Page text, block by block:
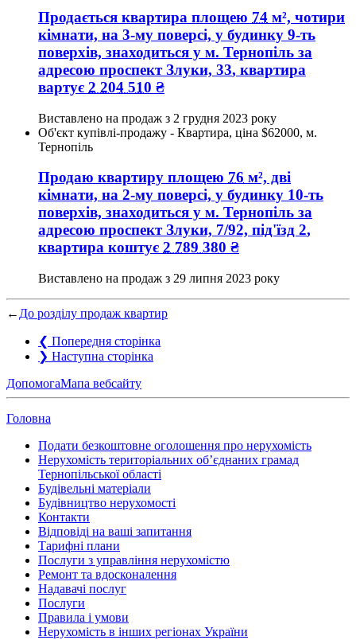
Продається квартира площею 74 м², чотири
кімнати, на 3-му поверсі, у будинку 9-ть
поверхів, знаходиться у м. Тернопіль за
адресою проспект Злуки, 33, квартира
вартує 2 204 510 ₴
Виставлено на продаж з 2 грудня 2023 року
Об'єкт купівлі-продажу - Квартира, ціна $62000, м.
Тернопіль
Продаю квартиру площею 76 м², дві
кімнати, на 2-му поверсі, у будинку 10-ть
поверхів, знаходиться у м. Тернопіль за
адресою проспект Злуки, 7/92, під'їзд 2,
квартира коштує 2 789 380 ₴
Виставлено на продаж з 29 липня 2023 року
← До розділу продаж квартир
❮ Попередня сторінка
❯ Наступна сторінка
ДопомогаМапа вебсайту
Головна
Подати безкоштовне оголошення про нерухомість
Нерухомість територіальних об’єднаних грамад
Тернопільської області
Будівельні матеріали
Будівництво нерухомості
Контакти
Відповіді на ваші запитання
Тарифні плани
Послуги з управління нерухомістю
Ремонт та вдосконалення
Надавачі послуг
Послуги
Правила і умови
Нерухомість в інших регіонах України